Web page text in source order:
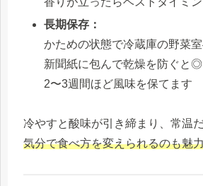
長期保存：
かための状態で冷蔵庫の野菜
新聞紙に包んで乾燥を防ぐと◎
2〜3週間ほど風味を保てます
冷やすと酸味が引き締まり、常温
気分で食べ方を変えられるのも魅